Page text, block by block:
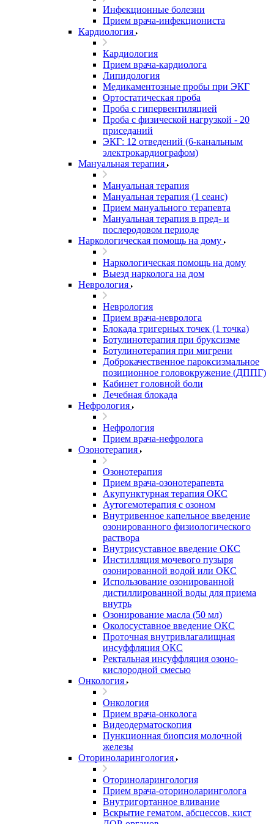
Инфекционные болезни
Прием врача-инфекциониста
Кардиология
Кардиология
Прием врача-кардиолога
Липидология
Медикаментозные пробы при ЭКГ
Ортостатическая проба
Проба с гипервентиляцией
Проба с физической нагрузкой - 20
приседаний
ЭКГ: 12 отведений (6-канальным
электрокардиографом)
Мануальная терапия
Мануальная терапия
Мануальная терапия (1 сеанс)
Прием мануального терапевта
Мануальная терапия в пред- и
послеродовом периоде
Наркологическая помощь на дому
Наркологическая помощь на дому
Выезд нарколога на дом
Неврология
Неврология
Прием врача-невролога
Блокада тригерных точек (1 точка)
Ботулинотерапия при бруксизме
Ботулинотерапия при мигрени
Доброкачественное пароксизмальное
позиционное головокружение (ДППГ)
Кабинет головной боли
Лечебная блокада
Нефрология
Нефрология
Прием врача-нефролога
Озонотерапия
Озонотерапия
Прием врача-озонотерапевта
Акупунктурная терапия ОКС
Аутогемотерапия с озоном
Внутривенное капельное введение
озонированного физиологического
раствора
Внутрисуставное введение ОКС
Инстилляция мочевого пузыря
озонированной водой или ОКС
Использование озонированной
дистиллированной воды для приема
внутрь
Озонирование масла (50 мл)
Околосуставное введение ОКС
Проточная внутривлагалищная
инсуффляция ОКС
Ректальная инсуффляция озоно-
кислородной смесью
Онкология
Онкология
Прием врача-онколога
Видеодерматоскопия
Пункционная биопсия молочной
железы
Оториноларингология
Оториноларингология
Прием врача-оториноларинголога
Внутригортанное вливание
Вскрытие гематом, абсцессов, кист